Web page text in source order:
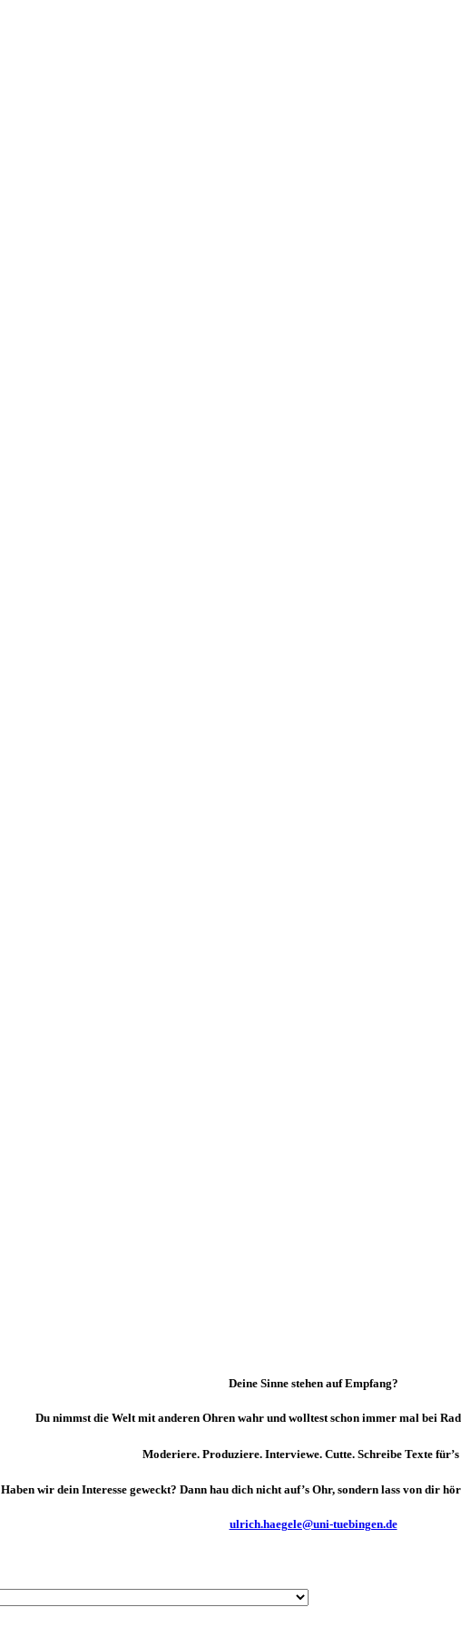
Deine Sinne stehen auf Empfang?
Du nimmst die Welt mit anderen Ohren wahr und wolltest schon immer mal bei
Moderiere. Produziere. Interviewe. Cutte. Schreibe Texte
Haben wir dein Interesse geweckt? Dann hau dich nicht auf’s Ohr, sondern lass von dir
ulrich.haegele@uni-tuebingen.de